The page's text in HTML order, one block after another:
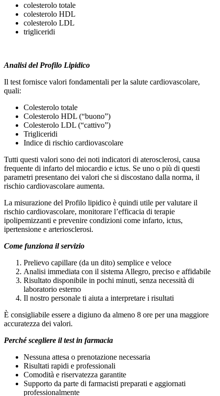
colesterolo totale
colesterolo HDL
colesterolo LDL
trigliceridi
Analisi del Profilo Lipidico
Il test fornisce valori fondamentali per la salute cardiovascolare,
quali:
Colesterolo totale
Colesterolo HDL (“buono”)
Colesterolo LDL (“cattivo”)
Trigliceridi
Indice di rischio cardiovascolare
Tutti questi valori sono dei noti indicatori di aterosclerosi, causa
frequente di infarto del miocardio e ictus. Se uno o più di questi
parametri presentano dei valori che si discostano dalla norma, il
rischio cardiovascolare aumenta.
La misurazione del Profilo lipidico è quindi utile per valutare il
rischio cardiovascolare, monitorare l’efficacia di terapie
ipolipemizzanti e prevenire condizioni come infarto, ictus,
ipertensione e arteriosclerosi.
Come funziona il servizio
Prelievo capillare (da un dito) semplice e veloce
Analisi immediata con il sistema Allegro, preciso e affidabile
Risultato disponibile in pochi minuti, senza necessità di
laboratorio esterno
Il nostro personale ti aiuta a interpretare i risultati
È consigliabile essere a digiuno da almeno 8 ore per una maggiore
accuratezza dei valori.
Perché scegliere il test in farmacia
Nessuna attesa o prenotazione necessaria
Risultati rapidi e professionali
Comodità e riservatezza garantite
Supporto da parte di farmacisti preparati e aggiornati
professionalmente